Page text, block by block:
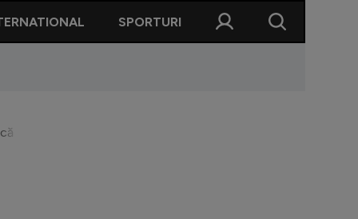
SPORTURI
a fost penalty!”